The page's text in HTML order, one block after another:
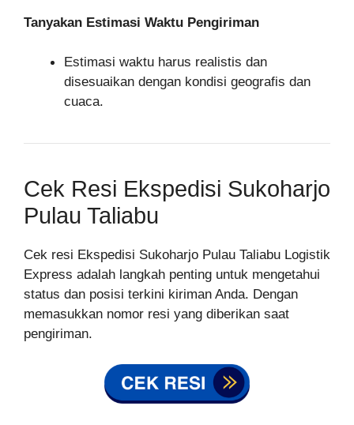
Tanyakan Estimasi Waktu Pengiriman
Estimasi waktu harus realistis dan
disesuaikan dengan kondisi geografis dan
cuaca.
Cek Resi Ekspedisi Sukoharjo
Pulau Taliabu
Cek resi Ekspedisi Sukoharjo Pulau Taliabu Logistik
Express adalah langkah penting untuk mengetahui
status dan posisi terkini kiriman Anda. Dengan
memasukkan nomor resi yang diberikan saat
pengiriman.